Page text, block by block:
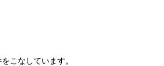
こなしています。